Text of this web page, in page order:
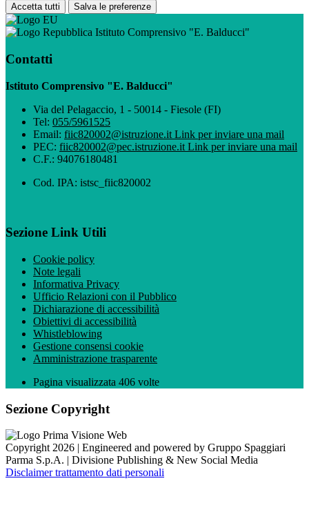
Accetta tutti Salva le preferenze
Istituto Comprensivo "E. Balducci"
Contatti
Istituto Comprensivo "E. Balducci"
Via del Pelagaccio, 1 - 50014 - Fiesole (FI)
Tel: 055/5961525
Email: fiic820002@istruzione.it Link per inviare una mail
PEC: fiic820002@pec.istruzione.it Link per inviare una mail
C.F.: 94076180481
Cod. IPA: istsc_fiic820002
Sezione Link Utili
Cookie policy
Note legali
Informativa Privacy
Ufficio Relazioni con il Pubblico
Dichiarazione di accessibilità
Obiettivi di accessibilità
Whistleblowing
Gestione consensi cookie
Amministrazione trasparente
Pagina visualizzata 406 volte
Sezione Copyright
Copyright 2026 | Engineered and powered by Gruppo Spaggiari
Parma S.p.A. | Divisione Publishing & New Social Media
Disclaimer trattamento dati personali